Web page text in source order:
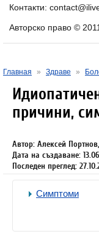
Контакти:
Авторско право ©
Главная » Здраве »
причини,
Автор: Алексей
Дата на създаване:
Последен преглед:
Симптоми